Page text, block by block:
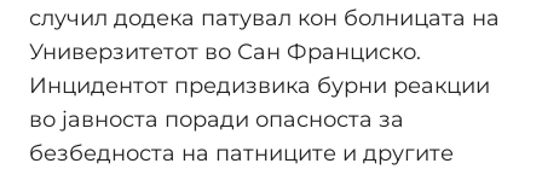
случил додека патувал кон болницата на
Универзитетот во Сан Франциско.
Инцидентот предизвика бурни реакции
во јавноста поради опасноста за
безбедноста на патниците и другите